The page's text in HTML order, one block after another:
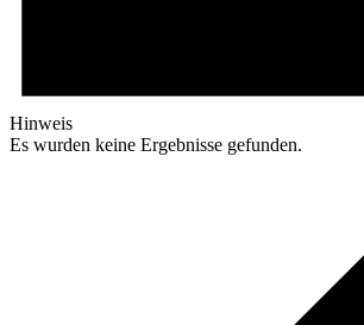
Hinweis
Es wurden keine Ergebnisse gefunden.